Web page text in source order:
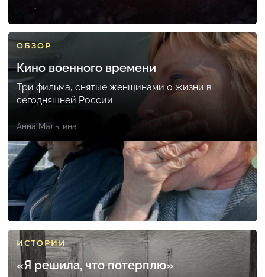
ОБЗОР
Кино военного времени
Три фильма, снятые женщинами о жизни в
сегодняшней России
Анна Мальгина
ИСТОРИИ
«Я решила, что потерплю»